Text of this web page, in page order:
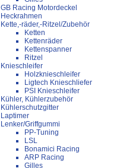
GB Racing Motordeckel
Heckrahmen
Kette,-räder,-Ritzel/Zubehör
Ketten
Kettenräder
Kettenspanner
Ritzel
Knieschleifer
Holzknieschleifer
Ligtech Knieschliefer
PSI Knieschleifer
Kühler, Kühlerzubehör
Kühlerschutzgitter
Laptimer
Lenker/Griffgummi
PP-Tuning
LSL
Bonamici Racing
ARP Racing
Gilles